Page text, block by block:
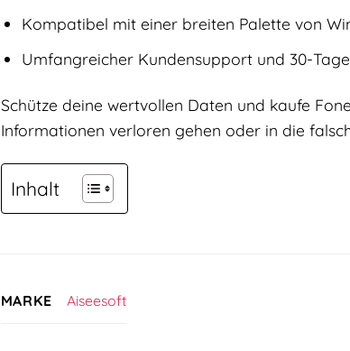
Kompatibel mit einer breiten Palette von
Umfangreicher Kundensupport und 30-
Schütze deine wertvollen Daten und kaufe
Informationen verloren gehen oder in die
Inhalt
MARKE Aiseesoft